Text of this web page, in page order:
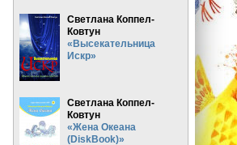
Светлана Коппел-
Ковтун
«Высекательница
Искр»
Светлана Коппел-
Ковтун
«Жена Океана
(DiskBook)»